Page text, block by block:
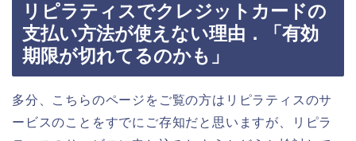
リピラティスでクレジットカードの
支払い方法が使えない理由．「有効
期限が切れてるのかも」
多分、こちらのページをご覧の方はリピラティスのサ
ービスのことをすでにご存知だと思いますが、リピラ